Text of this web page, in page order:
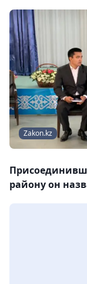
Zakon.kz
району он